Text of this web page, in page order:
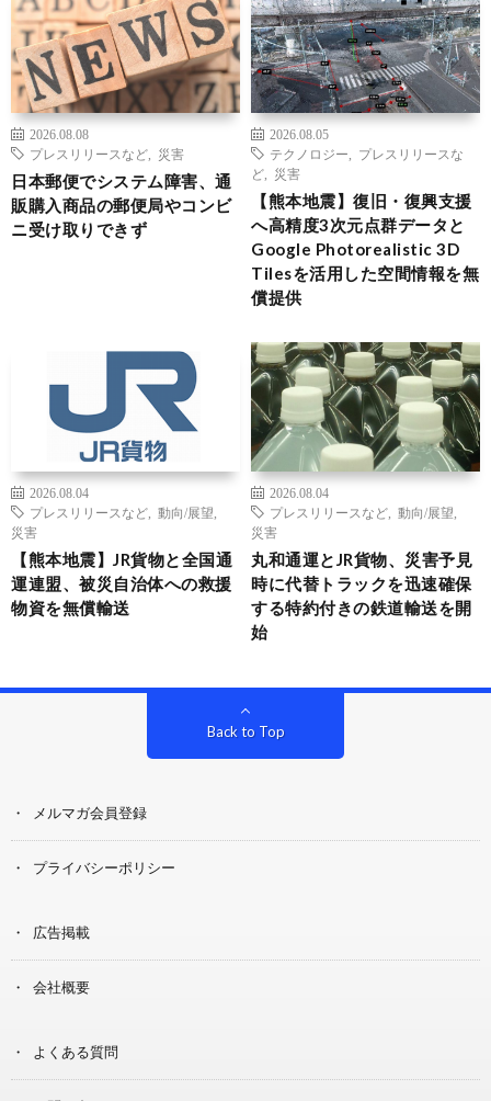
2026.08.08
プレスリリースなど
災害
日本郵便でシステム障害、通
販購入商品の郵便局やコンビ
ニ受け取りできず
2026.08.05
テクノロジー
プレスリリースな
ど
災害
【熊本地震】復旧・復興支援
へ高精度3次元点群データと
Google Photorealistic 3D
Tilesを活用した空間情報を無
償提供
2026.08.04
プレスリリースなど
動向/展望
災害
【熊本地震】JR貨物と全国通
運連盟、被災自治体への救援
物資を無償輸送
2026.08.04
プレスリリースなど
動向/展望
災害
丸和通運とJR貨物、災害予見
時に代替トラックを迅速確保
する特約付きの鉄道輸送を開
始
Back to Top
メルマガ会員登録
プライバシーポリシー
広告掲載
会社概要
よくある質問